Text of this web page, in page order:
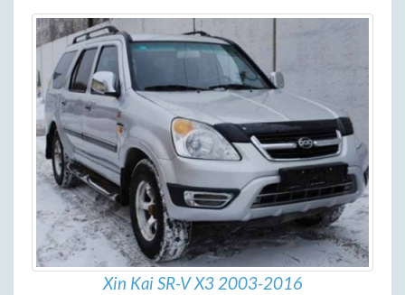
Xin Kai SR-V X3 2003-2016